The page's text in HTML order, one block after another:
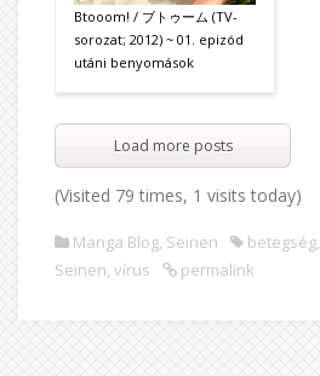
Btooom! / ブトゥーム (TV-
sorozat; 2012) ~ 01. epizód
utáni benyomások
Load more posts
(Visited 79 times, 1 visits today)
Manga Blog, Seinen betegség,
Seinen, vírus permalink